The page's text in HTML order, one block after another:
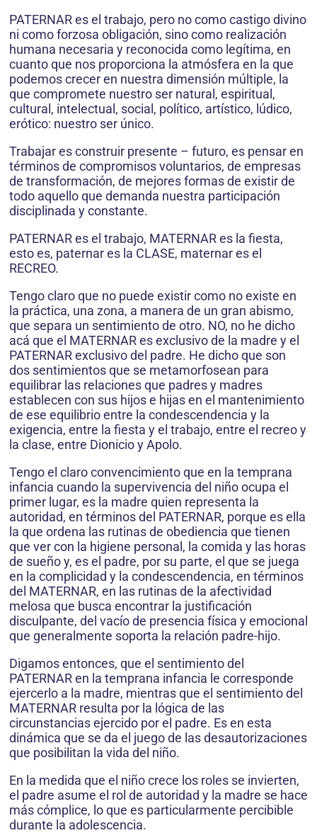
PATERNAR es el trabajo, pero no como castigo divino
ni como forzosa obligación, sino como realización
humana necesaria y reconocida como legítima, en
cuanto que nos proporciona la atmósfera en la que
podemos crecer en nuestra dimensión múltiple, la
que compromete nuestro ser natural, espiritual,
cultural, intelectual, social, político, artístico, lúdico,
erótico: nuestro ser único.
Trabajar es construir presente – futuro, es pensar en
términos de compromisos voluntarios, de empresas
de transformación, de mejores formas de existir de
todo aquello que demanda nuestra participación
disciplinada y constante.
PATERNAR es el trabajo, MATERNAR es la fiesta,
esto es, paternar es la CLASE, maternar es el
RECREO.
Tengo claro que no puede existir como no existe en
la práctica, una zona, a manera de un gran abismo,
que separa un sentimiento de otro. NO, no he dicho
acá que el MATERNAR es exclusivo de la madre y el
PATERNAR exclusivo del padre. He dicho que son
dos sentimientos que se metamorfosean para
equilibrar las relaciones que padres y madres
establecen con sus hijos e hijas en el mantenimiento
de ese equilibrio entre la condescendencia y la
exigencia, entre la fiesta y el trabajo, entre el recreo y
la clase, entre Dionicio y Apolo.
Tengo el claro convencimiento que en la temprana
infancia cuando la supervivencia del niño ocupa el
primer lugar, es la madre quien representa la
autoridad, en términos del PATERNAR, porque es ella
la que ordena las rutinas de obediencia que tienen
que ver con la higiene personal, la comida y las horas
de sueño y, es el padre, por su parte, el que se juega
en la complicidad y la condescendencia, en términos
del MATERNAR, en las rutinas de la afectividad
melosa que busca encontrar la justificación
disculpante, del vacío de presencia física y emocional
que generalmente soporta la relación padre-hijo.
Digamos entonces, que el sentimiento del
PATERNAR en la temprana infancia le corresponde
ejercerlo a la madre, mientras que el sentimiento del
MATERNAR resulta por la lógica de las
circunstancias ejercido por el padre. Es en esta
dinámica que se da el juego de las desautorizaciones
que posibilitan la vida del niño.
En la medida que el niño crece los roles se invierten,
el padre asume el rol de autoridad y la madre se hace
más cómplice, lo que es particularmente percibible
durante la adolescencia.